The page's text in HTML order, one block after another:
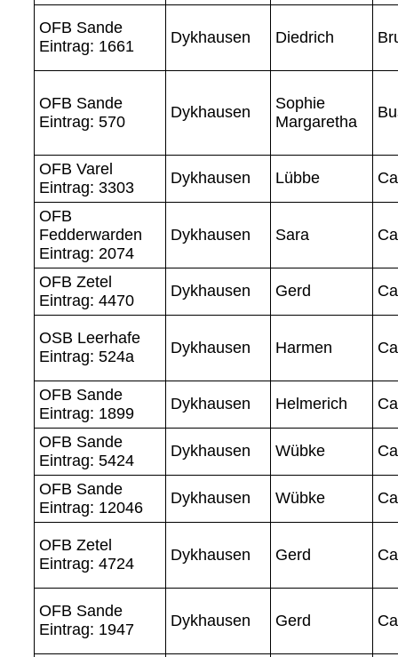
OFB Sande
Eintrag: 1661
Dykhausen Diedrich
OFB Sande
Eintrag: 570
Dykhausen
Sophie
Margaretha
OFB Varel
Eintrag: 3303
Dykhausen Lübbe
OFB
Fedderwarden
Eintrag: 2074
Dykhausen Sara
OFB Zetel
Eintrag: 4470
Dykhausen Gerd
OSB Leerhafe
Eintrag: 524a
Dykhausen Harmen
OFB Sande
Eintrag: 1899
Dykhausen Helmerich
OFB Sande
Eintrag: 5424
Dykhausen Wübke
OFB Sande
Eintrag: 12046
Dykhausen Wübke
OFB Zetel
Eintrag: 4724
Dykhausen Gerd
OFB Sande
Eintrag: 1947
Dykhausen Gerd